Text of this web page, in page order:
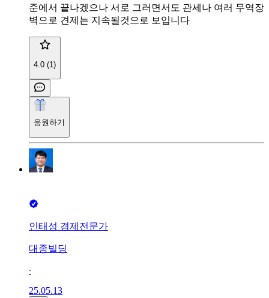
준에서 끝나겠으나 서로 그러면서도 관세나 여러 무역장
벽으로 견제는 지속될것으로 보입니다
4.0 (1)
응원하기
인태성 경제전문가
대종빌딩
∙
25.05.13